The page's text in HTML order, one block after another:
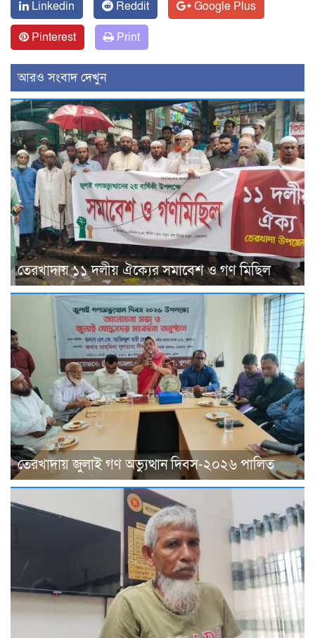
Linkedin
Reddit
Google Plus
Pinterest
Print
আরও সংবাদ দেখুন
তেরখাদায় ১১ দলীয় ঐক্যের সমাবেশ ও গণ মিছিল
তেরখাদায় জুলাই গণ অভ্যুত্থান দিবস-২০২৬ পালিত